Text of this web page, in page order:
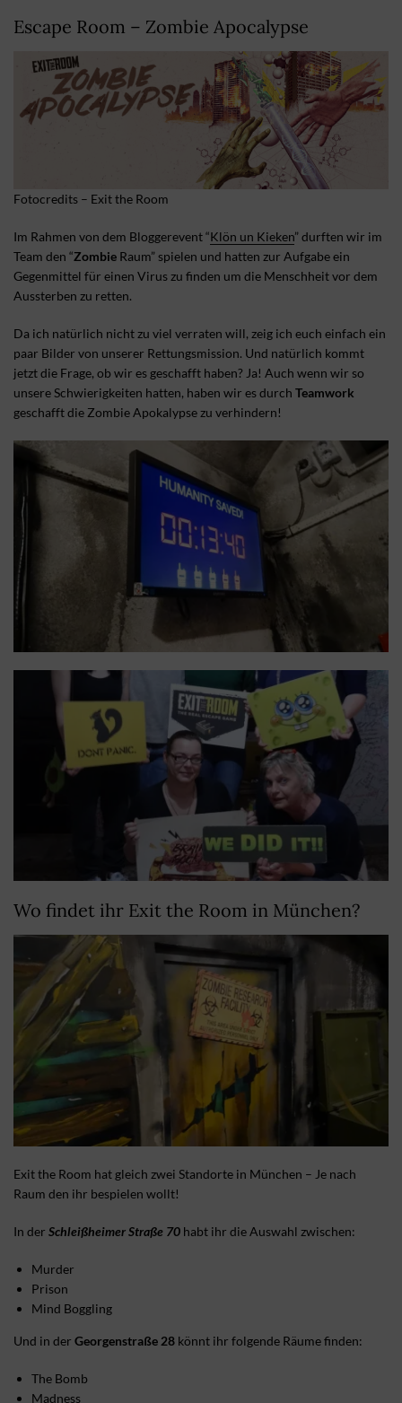
Escape Room – Zombie Apocalypse
Fotocredits – Exit the Room
Im Rahmen von dem Bloggerevent “Klön un Kieken” durften wir im
Team den “Zombie Raum” spielen und hatten zur Aufgabe ein
Gegenmittel für einen Virus zu finden um die Menschheit vor dem
Aussterben zu retten.
Da ich natürlich nicht zu viel verraten will, zeig ich euch einfach ein
paar Bilder von unserer Rettungsmission. Und natürlich kommt
jetzt die Frage, ob wir es geschafft haben? Ja! Auch wenn wir so
unsere Schwierigkeiten hatten, haben wir es durch Teamwork
geschafft die Zombie Apokalypse zu verhindern!
Wo findet ihr Exit the Room in München?
Exit the Room hat gleich zwei Standorte in München – Je nach
Raum den ihr bespielen wollt!
In der Schleißheimer Straße 70 habt ihr die Auswahl zwischen:
Murder
Prison
Mind Boggling
Und in der Georgenstraße 28 könnt ihr folgende Räume finden:
The Bomb
Madness